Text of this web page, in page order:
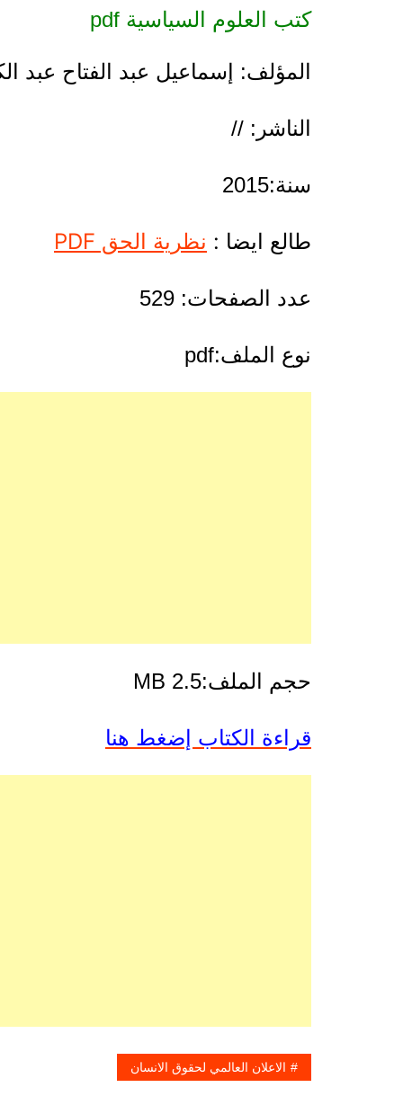
كتب العلوم السياسية pdf
المؤلف: إسماعيل عبد الفتاح عبد
الناشر: //
سنة:2015
طالع ايضا : نظرية الحق PDF
عدد الصفحات: 529
نوع الملف:pdf
حجم الملف:2.5 MB
قراءة الكتاب إضغط هنا
الاعلان العالمي لحقوق الانسان